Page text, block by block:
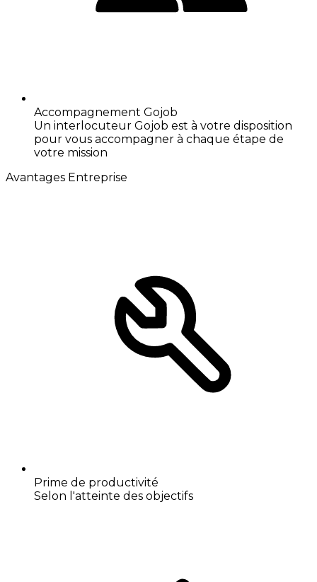
Accompagnement Gojob
Un interlocuteur Gojob est à votre disposition
pour vous accompagner à chaque étape de
votre mission
Avantages Entreprise
Prime de productivité
Selon l'atteinte des objectifs